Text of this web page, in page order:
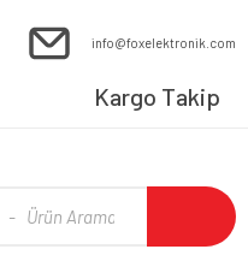
info@foxelektronik.com
Kargo Takip